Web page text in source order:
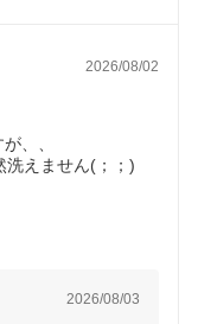
。
2026/08/02
、、
洗えません(；；)
2026/08/03